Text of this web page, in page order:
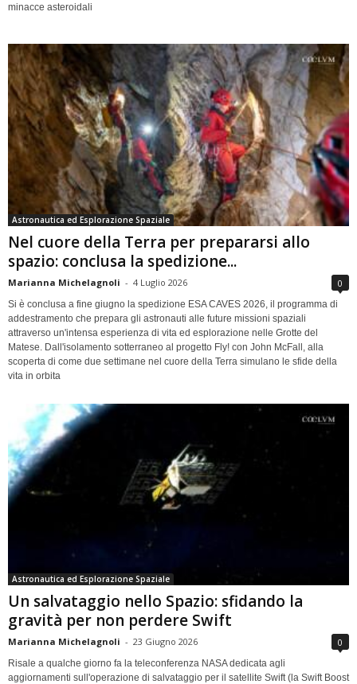
minacce asteroidali
Astronautica ed Esplorazione Spaziale
Nel cuore della Terra per prepararsi allo
spazio: conclusa la spedizione...
Marianna Michelagnoli - 4 Luglio 2026 0
Si è conclusa a fine giugno la spedizione ESA CAVES 2026, il programma di
addestramento che prepara gli astronauti alle future missioni spaziali
attraverso un'intensa esperienza di vita ed esplorazione nelle Grotte del
Matese. Dall'isolamento sotterraneo al progetto Fly! con John McFall, alla
scoperta di come due settimane nel cuore della Terra simulano le sfide della
vita in orbita
Astronautica ed Esplorazione Spaziale
Un salvataggio nello Spazio: sfidando la
gravità per non perdere Swift
Marianna Michelagnoli - 23 Giugno 2026 0
Risale a qualche giorno fa la teleconferenza NASA dedicata agli
aggiornamenti sull'operazione di salvataggio per il satellite Swift (la Swift Boost